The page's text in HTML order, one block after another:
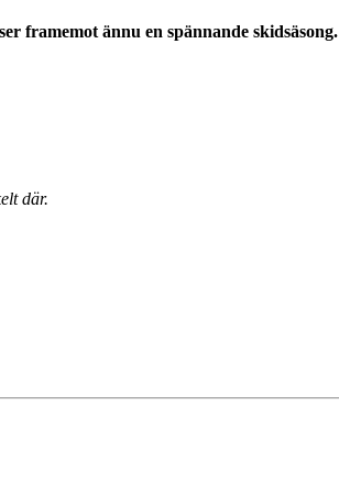
framemot ännu en spännande skidsäsong.
där.